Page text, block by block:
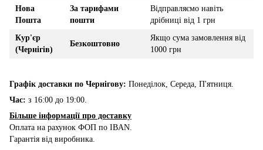
Нова
Пошта
За тарифами
пошти
Відправляємо навіть
дрібниці від 1 грн
Кур'єр
(Чернігів)
Безкоштовно
Якщо сума замовлення від
1000 грн
Графік доставки по Чернігову: Понеділок, Середа, П'ятниця.
Час: з 16:00 до 19:00.
Більше інформації про доставку
Оплата на рахунок ФОП по IBAN.
Гарантія від виробника.